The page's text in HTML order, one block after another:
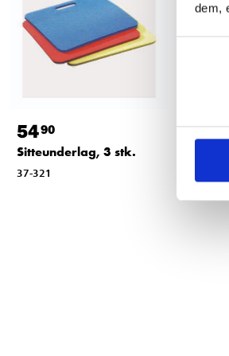
dem,
5490
Sitteunderlag, 3 stk.
37-321
99